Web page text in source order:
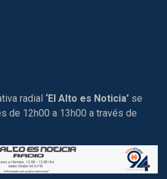
radial ‘El Alto es Noticia’ se
de 12h00 a 13h00 a través de